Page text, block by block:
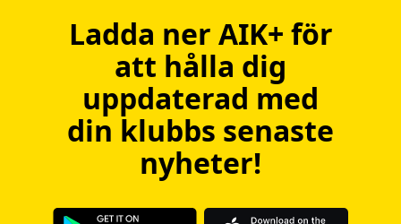
Ladda ner AIK+ för
att hålla dig
uppdaterad med
din klubbs senaste
nyheter!